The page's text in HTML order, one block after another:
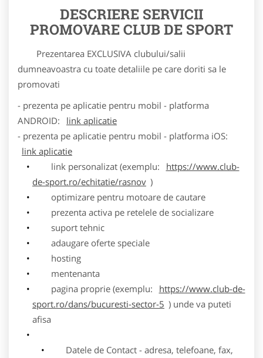
DESCRIERE SERVICII
PROMOVARE CLUB DE SPORT
Prezentarea EXCLUSIVA clubului/salii
dumneavoastra cu toate detaliile pe care doriti sa le
promovati
- prezenta pe aplicatie pentru mobil - platforma
ANDROID:
link aplicatie
- prezenta pe aplicatie pentru mobil - platforma iOS:
link aplicatie
link personalizat (exemplu:
https://www.club-
de-sport.ro/echitatie/rasnov )
optimizare pentru motoare de cautare
prezenta activa pe retelele de socializare
suport tehnic
adaugare oferte speciale
hosting
mentenanta
pagina proprie (exemplu:
https://www.club-de-
sport.ro/dans/bucuresti-sector-5 ) unde va puteti
afisa
Datele de Contact - adresa, telefoane, fax,